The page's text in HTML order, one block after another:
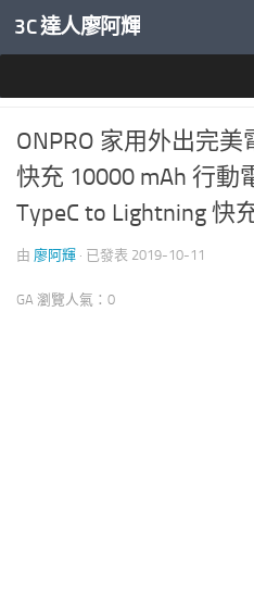
內文下方
3C 達人廖阿輝
ONPRO 家用外出完
快充 10000 mAh 行動
TypeC to Lightning 快
由 廖阿輝 · 已發表 2019-10-11
GA 瀏覽人氣：0